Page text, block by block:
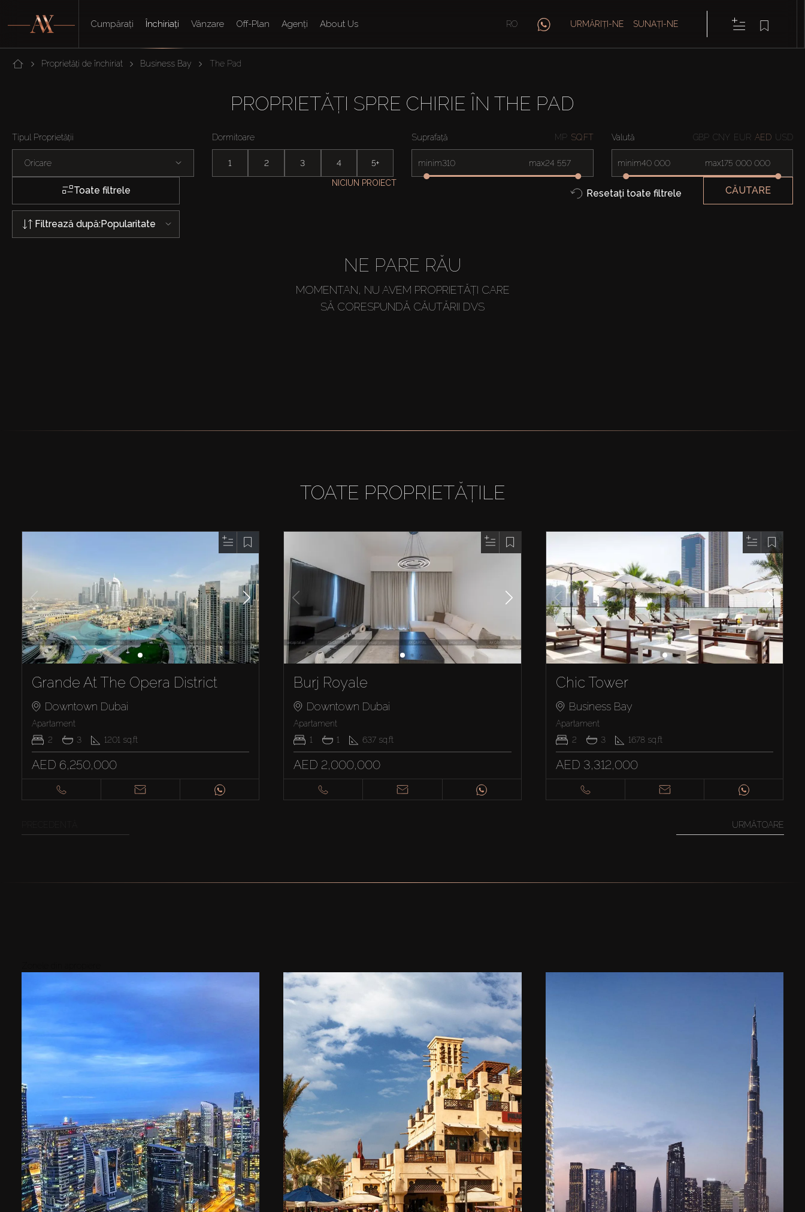
Cumpărați Închiriați Vânzare Off-Plan Agenți About Us RO URMĂRIȚI-NE SUNAȚI-NE
Proprietăți de închiriat Business Bay The Pad
PROPRIETĂȚI SPRE CHIRIE ÎN THE PAD
Tipul Proprietății
Oricare
Dormitoare
1 2 3 4 5+
Suprafață MP SQ.FT
minim max
Valută GBP CNY EUR AED USD
minim max
Toate filtrele
NICIUN PROIECT
Resetați toate filtrele CĂUTARE
Filtrează după:Popularitate
NE PARE RĂU
MOMENTAN, NU AVEM PROPRIETĂȚI CARE
SĂ CORESPUNDĂ CĂUTĂRII DVS
TOATE PROPRIETĂȚILE
Grande At The Opera District
Downtown Dubai
Apartament
2
3 1201 sq.ft
AED 6,250,000
Burj Royale
Downtown Dubai
Apartament
1
1 637 sq.ft
AED 2,000,000
Chic Tower
Business Bay
Apartament
2
3 1678 sq.ft
AED 3,312,000
URMĂTOARE